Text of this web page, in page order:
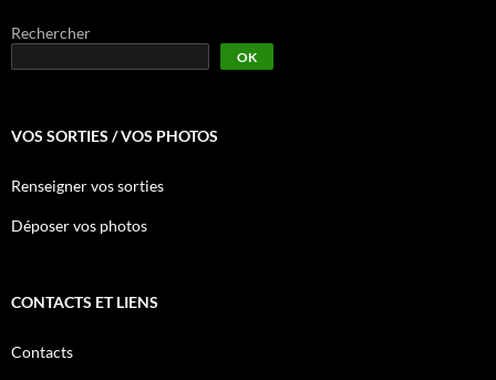
Rechercher
OK
VOS SORTIES / VOS PHOTOS
Renseigner vos sorties
Déposer vos photos
CONTACTS ET LIENS
Contacts